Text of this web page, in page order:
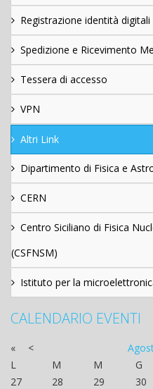
Registrazione identità digitali
Spedizione e Ricevimento
Tessera di accesso
VPN
Altri Link
Dipartimento di Fisica e
CERN
Centro Siciliano di Fisica
(CSFNSM)
Istituto per la
CALENDARIO EVENTI
« <
L
M M G
27
28 29 30